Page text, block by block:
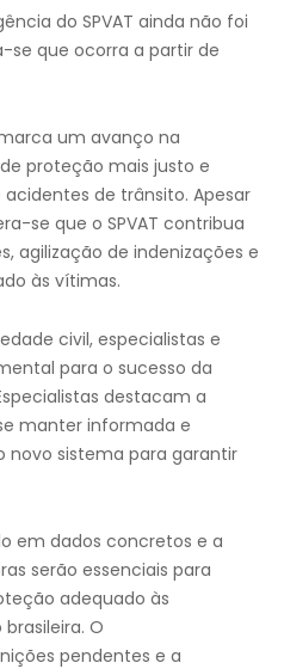
do SPVAT ainda não foi
se que ocorra a partir de
um avanço na
proteção mais justo e
de trânsito. Apesar
se que o SPVAT contribua
agilização de indenizações e
às vítimas.
civil, especialistas e
para o sucesso da
destacam a
manter informada e
novo sistema para garantir
em dados concretos e a
serão essenciais para
adequado às
O
pendentes e a